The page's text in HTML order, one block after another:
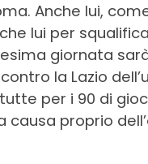
Anche lui,
lui per
giornata
la Lazio
per i 90 di
causa proprio